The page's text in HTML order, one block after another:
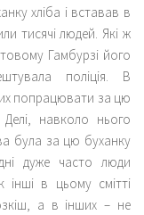
хліба і вставав в
тисячі людей. Які ж
Гамбурзі його
поліція. В
попрацювати за цю
навколо нього
була за цю буханку
дуже часто люди
в цьому смітті
а в інших – не